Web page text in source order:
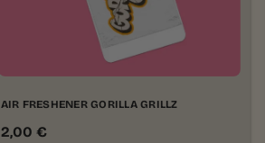
AIR FRESHENER GORILLA GRILLZ
2,00 €